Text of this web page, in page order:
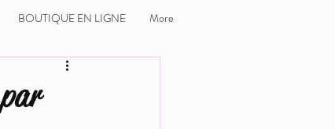
BOUTIQUE EN LIGNE More